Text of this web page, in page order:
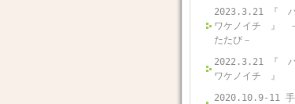
2023.3.21 『
ワケノイチ 』
たたび－
2022.3.21 『
ワケノイチ 』
2020.10.9-11 手